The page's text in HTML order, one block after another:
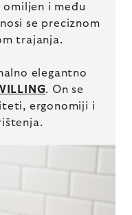
omiljen i među
se preciznom
trajanja.
elegantno
. On se
ergonomiji i